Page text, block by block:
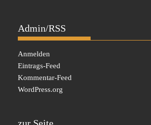
Admin/RSS
Anmelden
Eintrags-Feed
Kommentar-Feed
WordPress.org